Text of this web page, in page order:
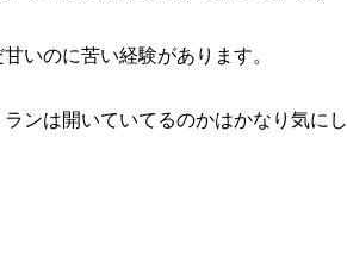
いのに苦い経験があります。
ンは開いていてるのかはかなり気にし